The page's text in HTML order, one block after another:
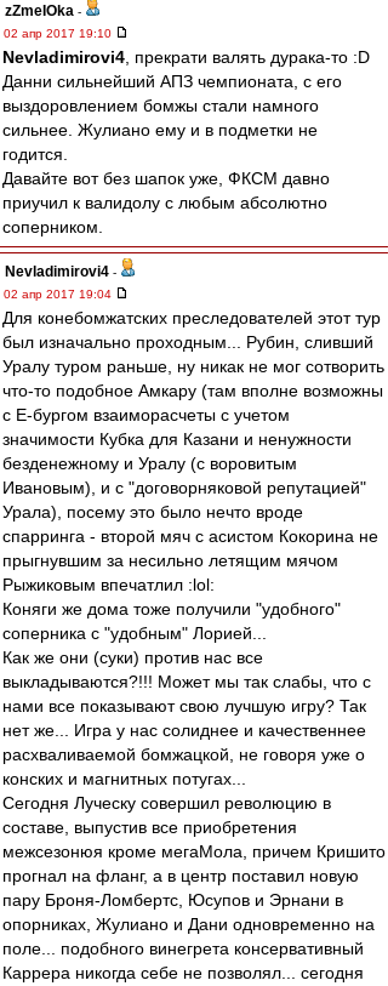
zZmeIOka -
02 апр 2017 19:10
Nevladimirovi4 , прекрати валять дурака-то :D
Данни сильнейший АПЗ чемпионата, с его
выздоровлением бомжы стали намного
сильнее. Жулиано ему и в подметки не
годится.
Давайте вот без шапок уже, ФКСМ давно
приучил к валидолу с любым абсолютно
соперником.
Nevladimirovi4 -
02 апр 2017 19:04
Для конебомжатских преследователей этот тур
был изначально проходным... Рубин, сливший
Уралу туром раньше, ну никак не мог сотворить
что-то подобное Амкару (там вполне возможны
с Е-бургом взаиморасчеты с учетом
значимости Кубка для Казани и ненужности
безденежному и Уралу (с воровитым
Ивановым), и с "договорняковой репутацией"
Урала), посему это было нечто вроде
спарринга - второй мяч с асистом Кокорина не
прыгнувшим за несильно летящим мячом
Рыжиковым впечатлил :lol:
Коняги же дома тоже получили "удобного"
соперника с "удобным" Лорией...
Как же они (суки) против нас все
выкладываются?!!! Может мы так слабы, что с
нами все показывают свою лучшую игру? Так
нет же... Игра у нас солиднее и качественнее
расхваливаемой бомжацкой, не говоря уже о
конских и магнитных потугах...
Сегодня Луческу совершил революцию в
составе, выпустив все приобретения
межсезонюя кроме мегаМола, причем Кришито
прогнал на фланг, а в центр поставил новую
пару Броня-Ломбертс, Юсупов и Эрнани в
опорниках, Жулиано и Дани одновременно на
поле... подобного винегрета консервативный
Каррера никогда себе не позволял... сегодня